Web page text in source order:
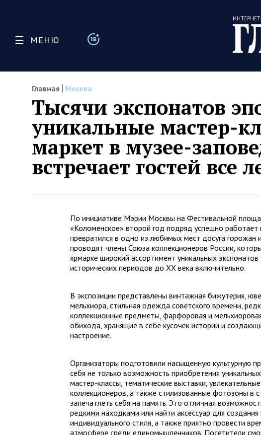
МЕНЮ
Главная Москва
Тысячи экспонатов
уникальные мастер-
маркет в музее-
встречает гостей все
По инициативе Мэрии Москвы на Фестивальной
«Коломенское» второй год подряд успешно
превратился в одно из любимых мест досуга горожан
проводят члены Союза коллекционеров России,
ярмарке широкий ассортимент уникальных
исторических периодов до XX века включительно.
В экспозиции представлены винтажная бижутерия,
мельхиора, стильная одежда советского времени,
коллекционные предметы, фарфоровая и
обихода, хранящие в себе кусочек истории и
настроение.
Организаторы подготовили насыщенную культурную
себя не только возможность приобретения
мастер-классы, тематические выставки,
коллекционеров, а также стилизованные фотозоны в
запечатлеть себя на память. Это отличная
редкими находками или найти аксессуар для
индивидуального стиля, а также приятно провести
атмосфере среди единомышленников. Посетители